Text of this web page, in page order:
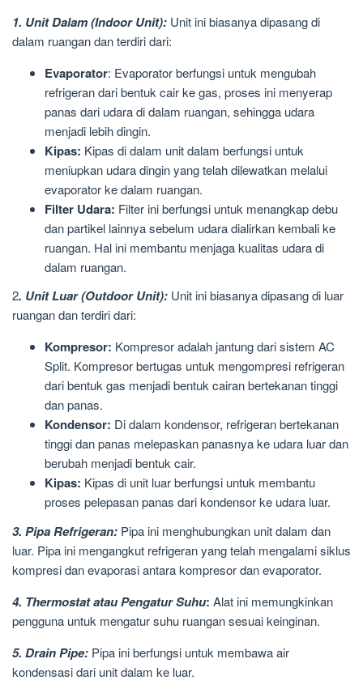
1. Unit Dalam (Indoor Unit): Unit ini biasanya dipasang di
dalam ruangan dan terdiri dari:
Evaporator: Evaporator berfungsi untuk mengubah
refrigeran dari bentuk cair ke gas, proses ini menyerap
panas dari udara di dalam ruangan, sehingga udara
menjadi lebih dingin.
Kipas: Kipas di dalam unit dalam berfungsi untuk
meniupkan udara dingin yang telah dilewatkan melalui
evaporator ke dalam ruangan.
Filter Udara: Filter ini berfungsi untuk menangkap debu
dan partikel lainnya sebelum udara dialirkan kembali ke
ruangan. Hal ini membantu menjaga kualitas udara di
dalam ruangan.
2. Unit Luar (Outdoor Unit): Unit ini biasanya dipasang di luar
ruangan dan terdiri dari:
Kompresor: Kompresor adalah jantung dari sistem AC
Split. Kompresor bertugas untuk mengompresi refrigeran
dari bentuk gas menjadi bentuk cairan bertekanan tinggi
dan panas.
Kondensor: Di dalam kondensor, refrigeran bertekanan
tinggi dan panas melepaskan panasnya ke udara luar dan
berubah menjadi bentuk cair.
Kipas: Kipas di unit luar berfungsi untuk membantu
proses pelepasan panas dari kondensor ke udara luar.
3. Pipa Refrigeran: Pipa ini menghubungkan unit dalam dan
luar. Pipa ini mengangkut refrigeran yang telah mengalami siklus
kompresi dan evaporasi antara kompresor dan evaporator.
4. Thermostat atau Pengatur Suhu: Alat ini memungkinkan
pengguna untuk mengatur suhu ruangan sesuai keinginan.
5. Drain Pipe: Pipa ini berfungsi untuk membawa air
kondensasi dari unit dalam ke luar.